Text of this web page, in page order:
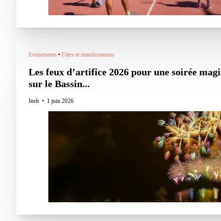
Evénements• Fêtes et manifestations
Les feux d’artifice 2026 pour une soirée
sur le Bassin...
Ineh 1 juin 2026